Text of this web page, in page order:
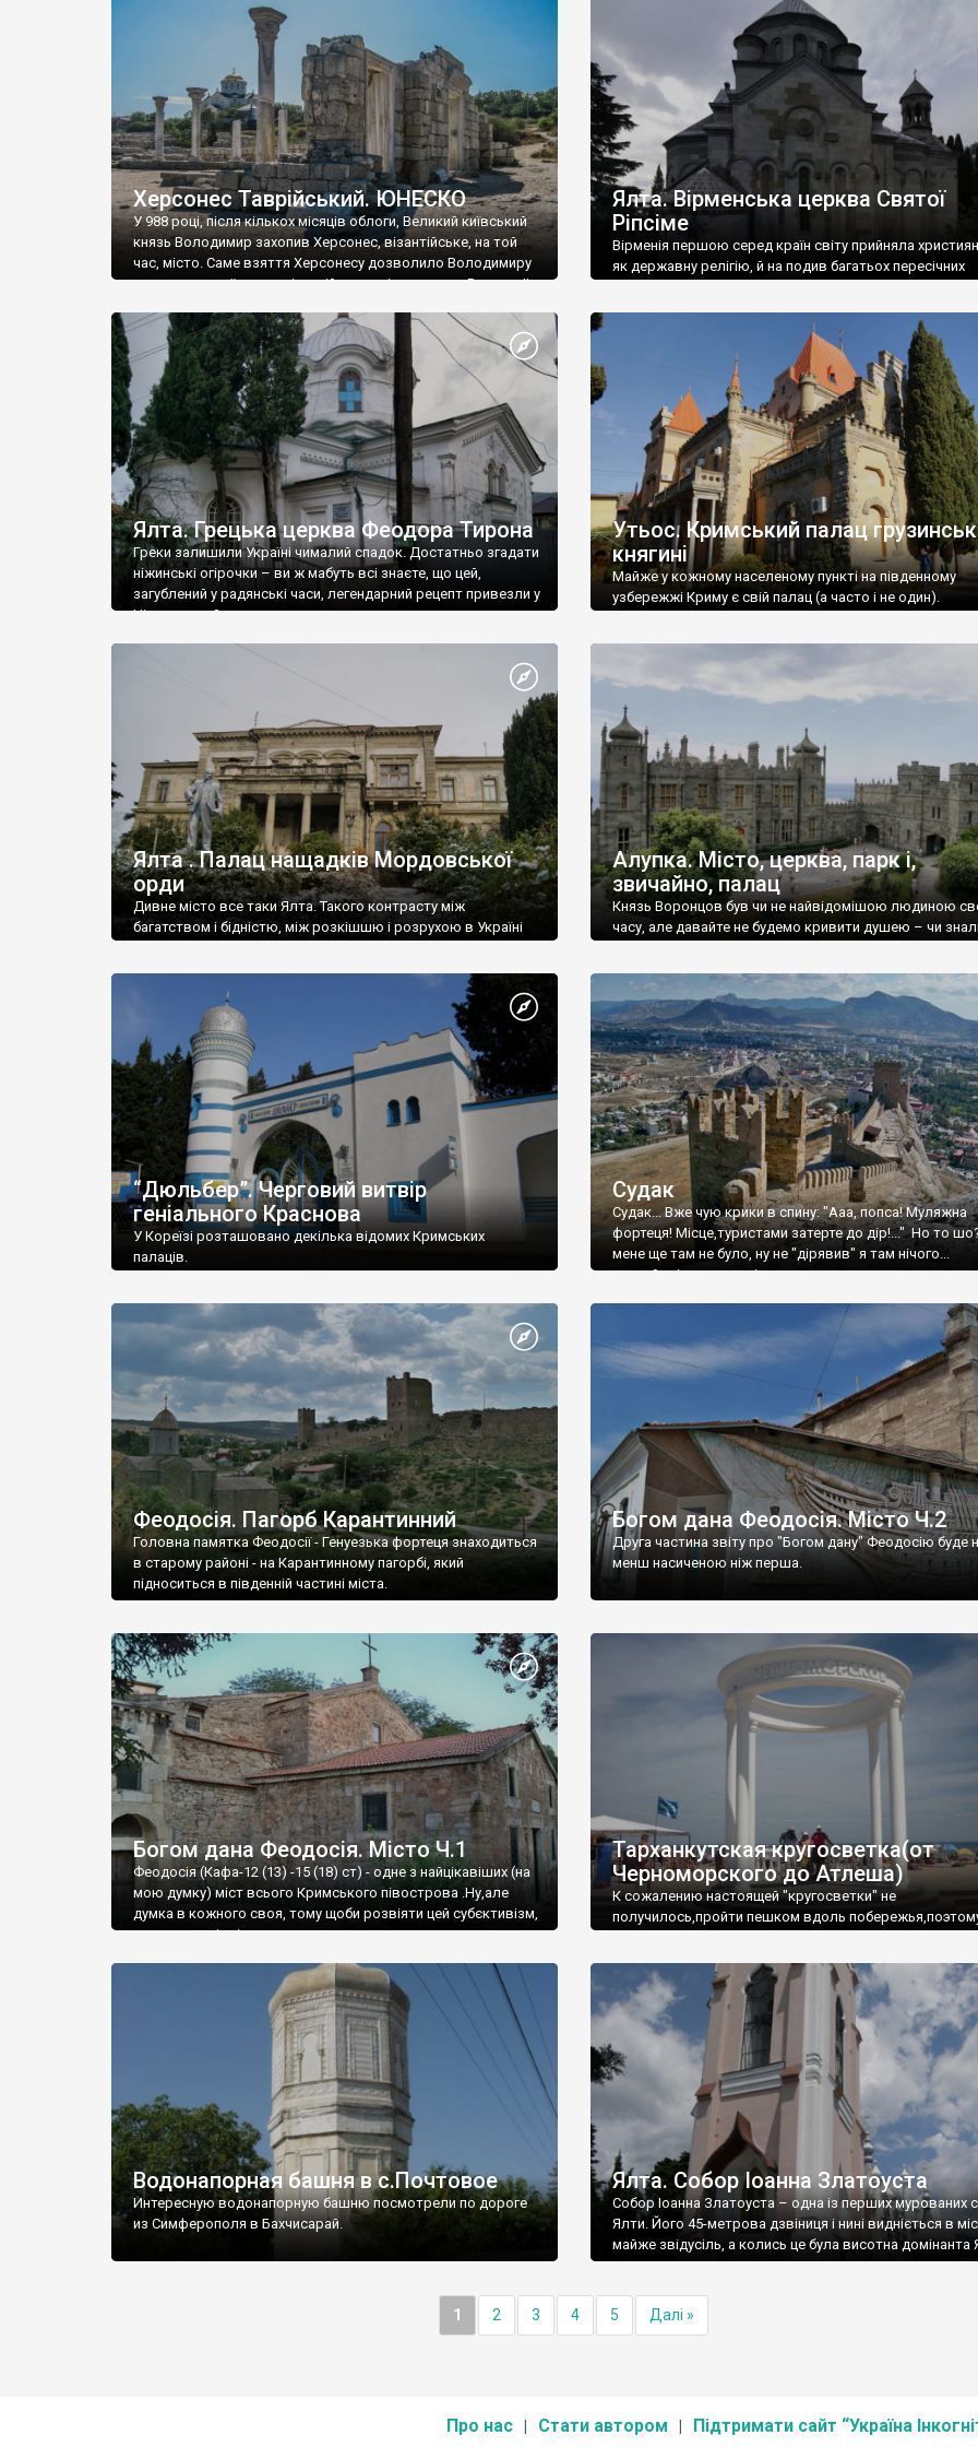
візантійської доби. Раритети викрадені з фондів об’єкту
культурної спадщини ЮНЕСКО «Херсонеса Таврійського».
Офіційно – на виставку «Золото Візантії», але експерти та
влада в Україні вважають це лише […]
називаються «повстяками» (postaki)…” “Вино. Крим
виробляє відмінне вино і його вдосталь: воно все
легке біле і дуже […]
Херсонес Таврійський. ЮНЕСКО
У 988 році, після кількох місяців облоги, Великий київський
князь Володимир захопив Херсонес, візантійське, на той
час, місто. Саме взяття Херсонесу дозволило Володимиру
диктувати свої умови візантійському імператору Василю ІІ,
Херсонесі Володимир-язичник, став Василем-
християнином. А потім було Хрещення Русі. На честь
Херсонесу Таврійського названо місто […]
Ялта. Вірменська церква Святої
Ріпсіме
Вірменія першою серед країн світу прийняла
як державну релігію, й на подив багатьох пересічних
Ялта. Грецька церква Феодора Тирона
Греки залишили Україні чималий спадок. Достатньо згадати
ніжинські огірочки – ви ж мабуть всі знаєте, що цей,
загублений у радянські часи, легендарний рецепт привезли у
Ніжин греки?
Утьос. Кримський палац
княгині
Майже у кожному населеному пункті на південному
узбережжі Криму є свій палац (а часто і не один).
Ялта . Палац нащадків Мордовської
орди
Дивне місто все таки Ялта. Такого контрасту між
багатством і бідністю, між розкішшю і розрухою в Україні
Алупка. Місто, церква, парк і,
звичайно, палац
Князь Воронцов був чи не найвідомішою людиною
часу, але давайте не будемо кривити душею – чи
“Дюльбер”. Черговий витвір
геніального Краснова
У Кореїзі розташовано декілька відомих Кримських
палаців.
Судак
Судак... Вже чую крики в спину: "Ааа, попса! Муляжна
фортеця! Місце,туристами затерте до дір!..." Но то
мене ще там не було, ну не "дірявив" я там нічого...
принаймні до цього літа.
Феодосія. Пагорб Карантинний
Головна памятка Феодосії - Генуезька фортеця знаходиться
в старому районі - на Карантинному пагорбі, який
підноситься в південній частині міста.
Богом дана Феодосія. Місто Ч.2
Друга частина звіту про "Богом дану" Феодосію буде
менш насиченою ніж перша.
Богом дана Феодосія. Місто Ч.1
Феодосія (Кафа-12 (13) -15 (18) ст) - одне з найцікавіших (на
мою думку) міст всього Кримського півострова .Ну,але
думка в кожного своя, тому щоби розвіяти цей субєктивізм,
запрошую відвідати це
Тарханкутская кругосветка(от
Черноморского до Атлеша)
К сожалению настоящей "кругосветки" не
получилось,пройти пешком вдоль
Водонапорная башня в с.Почтовое
Интересную водонапорную башню посмотрели по дороге
из Симферополя в Бахчисарай.
Ялта. Собор Іоанна Златоуста
Собор Іоанна Златоуста – одна із перших мурованих
Ялти. Його 45-метрова дзвіниця і нині видніється в
майже звідусіль, а колись це була висотна домінанта
1 2 3 4 5 Далі »
Про нас Стати автором Підтримати сайт “Україна